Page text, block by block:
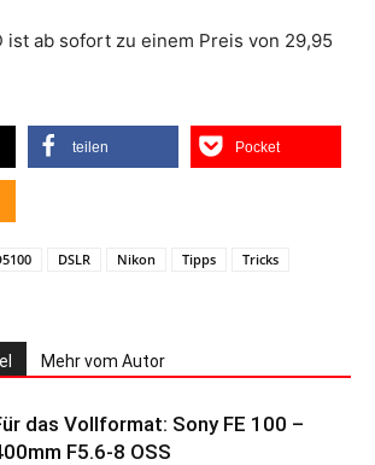
ist ab sofort zu einem Preis von 29,95
teilen Pocket
DSLR Nikon Tipps
Tricks
Mehr vom Autor
das Vollformat: Sony FE 100 –
F5.6-8 OSS